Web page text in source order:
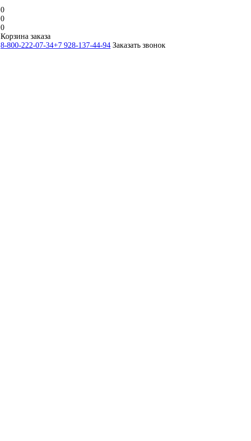
0
0
0
Корзина заказа
8-800-222-07-34+7 928-137-44-94 Заказать звонок